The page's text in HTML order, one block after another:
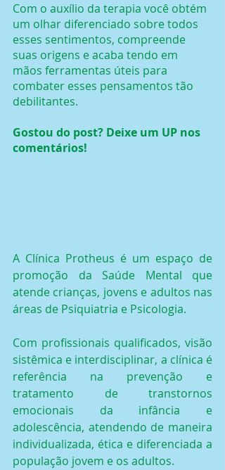
Com o auxílio da terapia você obtém
um olhar diferenciado sobre todos
esses sentimentos, compreende
suas origens e acaba tendo em
mãos ferramentas úteis para
combater esses pensamentos tão
debilitantes.
Gostou do post? Deixe um UP nos
comentários!
A Clínica Protheus é um espaço de
promoção da Saúde Mental que
atende crianças, jovens e adultos nas
áreas de Psiquiatria e Psicologia.
Com profissionais qualificados, visão
sistêmica e interdisciplinar, a clínica é
referência na prevenção e
tratamento de transtornos
emocionais da infância e
adolescência, atendendo de maneira
individualizada, ética e diferenciada a
população jovem e os adultos.